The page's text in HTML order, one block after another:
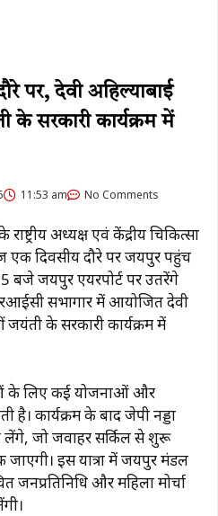
पर, देवी अहिल्याबाई
के सरकारी कार्यक्रम में
11:53 am No Comments
अध्यक्ष एवं केंद्रीय चिकित्सा
एक दिवसीय दौरे पर जयपुर पहुंच
बजे जयपुर एयरपोर्ट पर उतरेंगे
सभागार में आयोजित देवी
जयंती के सरकारी कार्यक्रम में
के लिए कई योजनाओं और
है। कार्यक्रम के बाद जेपी नड्डा
लेंगे, जो जवाहर सर्किल से शुरू
इस यात्रा में जयपुर मंडल
जनप्रतिनिधि और महिला मोर्चा